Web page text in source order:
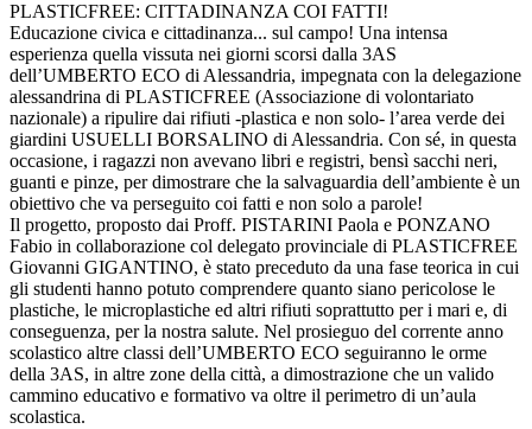
PLASTICFREE: CITTADINANZA COI FATTI!
Educazione civica e cittadinanza... sul campo! Una intensa
esperienza quella vissuta nei giorni scorsi dalla 3AS
dell’UMBERTO ECO di Alessandria, impegnata con la delegazione
alessandrina di PLASTICFREE (Associazione di volontariato
nazionale) a ripulire dai rifiuti -plastica e non solo- l’area verde dei
giardini USUELLI BORSALINO di Alessandria. Con sé, in questa
occasione, i ragazzi non avevano libri e registri, bensì sacchi neri,
guanti e pinze, per dimostrare che la salvaguardia dell’ambiente è un
obiettivo che va perseguito coi fatti e non solo a parole!
Il progetto, proposto dai Proff. PISTARINI Paola e PONZANO
Fabio in collaborazione col delegato provinciale di PLASTICFREE
Giovanni GIGANTINO, è stato preceduto da una fase teorica in cui
gli studenti hanno potuto comprendere quanto siano pericolose le
plastiche, le microplastiche ed altri rifiuti soprattutto per i mari e, di
conseguenza, per la nostra salute. Nel prosieguo del corrente anno
scolastico altre classi dell’UMBERTO ECO seguiranno le orme
della 3AS, in altre zone della città, a dimostrazione che un valido
cammino educativo e formativo va oltre il perimetro di un’aula
scolastica.